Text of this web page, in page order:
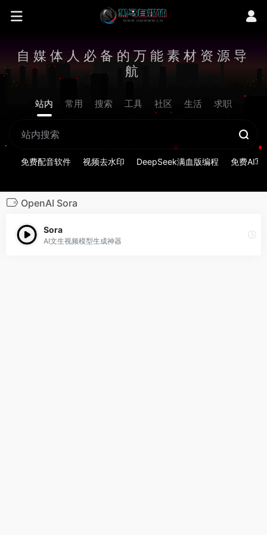
自媒体人必备的万能素材资源导
航
站内 常用 搜索 工具 社区 生活 求职
免费配音软件 视频去水印 DeepSeek满血版编程 免费AI写
OpenAI Sora
Sora
AI文生视频模型生成神器